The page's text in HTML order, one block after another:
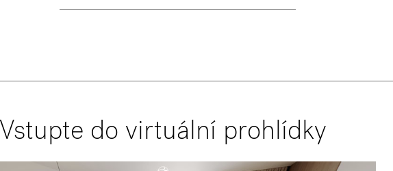
Vstupte do virtuální prohlídky